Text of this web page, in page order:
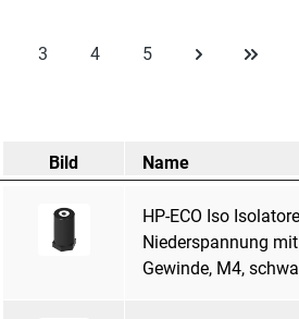
3 4 5
Bild Name
HP-ECO Iso
Niederspannung
Gewinde, M4,